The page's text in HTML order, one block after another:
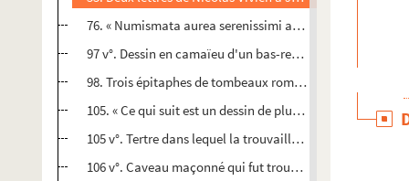
76. « Numismata aurea serenissimi archiducis Leopoldi
97 v°. Dessin en camaïeu d'un bas-relief antique,
98. Trois épitaphes de tombeaux romains : description,
105. « Ce qui suit est un dessin de plusieurs pièces
105 v°. Tertre dans lequel la trouvaille fut faite
106 v°. Caveau maçonné qui fut trouvé dans le tertre